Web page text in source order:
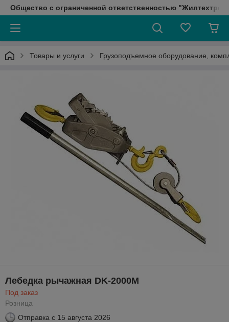
Общество с ограниченной ответственностью
Товары и услуги Грузоподъемное оборудование,
Лебедка рычажная DK-2000M
Под заказ
Розница
Отправка с 15 августа 2026